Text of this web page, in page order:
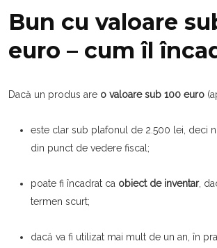
Bun cu valoare
euro – cum îl
Dacă un produs are o valoare sub 100 euro
este clar sub plafonul de 2.500 lei, deci
din punct de vedere fiscal;
poate fi încadrat ca obiect de inventar,
termen scurt;
dacă va fi utilizat mai mult de un an, în